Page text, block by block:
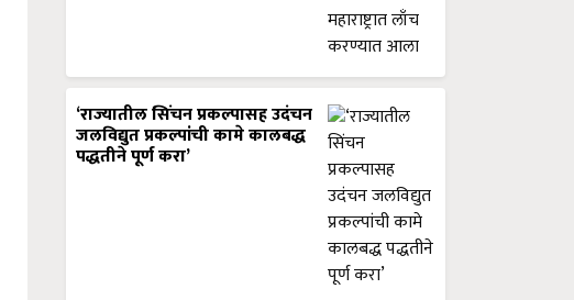
‘राज्यातील सिंचन प्रकल्पासह उदंचन
जलविद्युत प्रकल्पांची कामे कालबद्ध
पद्धतीने पूर्ण करा’